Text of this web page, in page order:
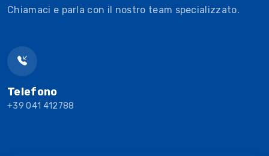
Chiamaci e parla con il nostro team specializzato.
Telefono
+39 041 412788